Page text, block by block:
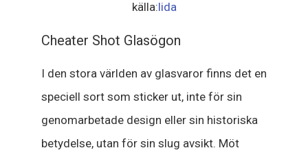
källa:lida
Cheater Shot Glasögon
I den stora världen av glasvaror finns det en
speciell sort som sticker ut, inte för sin
genomarbetade design eller sin historiska
betydelse, utan för sin slug avsikt. Möt